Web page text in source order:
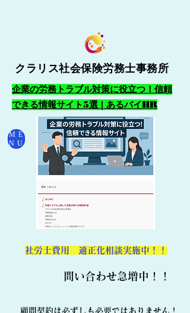
クラリス社会保険労務士事務所
企業の労務トラブル対策に役立つ！信頼
できる情報サイト5選 | あるバイHR
ME
NU
​社労士費用 適正化相談実施中！！
​問い合わせ急増中！！
顧問契約は必ずしも必要ではありません！